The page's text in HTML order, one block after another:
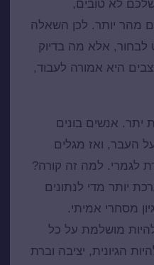
לא טובים,
מהר יותר. לכן השאלה
לבחור, אלא מה בדיוק
היא אמורה לעבוד,
יתר. אנשים בונים
העבר, ואז מגלים
לגמרי. למה זה קורה?
יותר מדי לנתונים
מסחרי אמיתי.
מושלמת על כל
הגיונית, יציבה וברת